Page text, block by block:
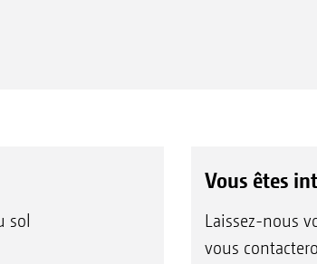
sol
Vous êtes
Laissez-nous
vous